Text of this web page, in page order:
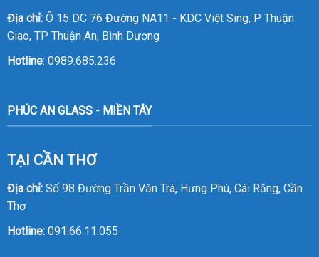
Địa chỉ:Ô 15 DC 76 Đường NA11 - KDC Việt Sing, P Thuận
Giao, TP Thuận An, Bình Dương
Hotline: 0989.685.236
PHÚC AN GLASS - MIỀN TÂY
TẠI CẦN THƠ
Địa chỉ:Số 98 Đường Trần Văn Trà, Hưng Phú, Cái Răng, Cần
Thơ
Hotline: 091.66.11.055